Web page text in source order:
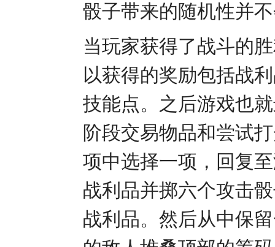
骰子带来的随机性并
当玩家获得了战斗的
以获得的奖励包括战
技能点。之后游戏也
阶段交易物品和尝试
项中选择一项，回复
战利品并掷六个攻击
战利品。然后从中保